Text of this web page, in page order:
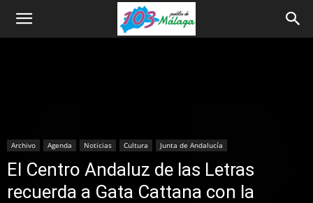
Archivo Agenda Noticias Cultura Junta de Andalucía
El Centro Andaluz de las Letras
recuerda a Gata Cattana con la